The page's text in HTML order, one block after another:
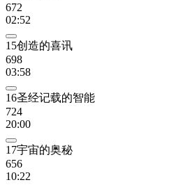
672
02:52
15创造的喜讯
698
03:58
16圣经记载的智能
724
20:00
17宇宙的奥秘
656
10:22